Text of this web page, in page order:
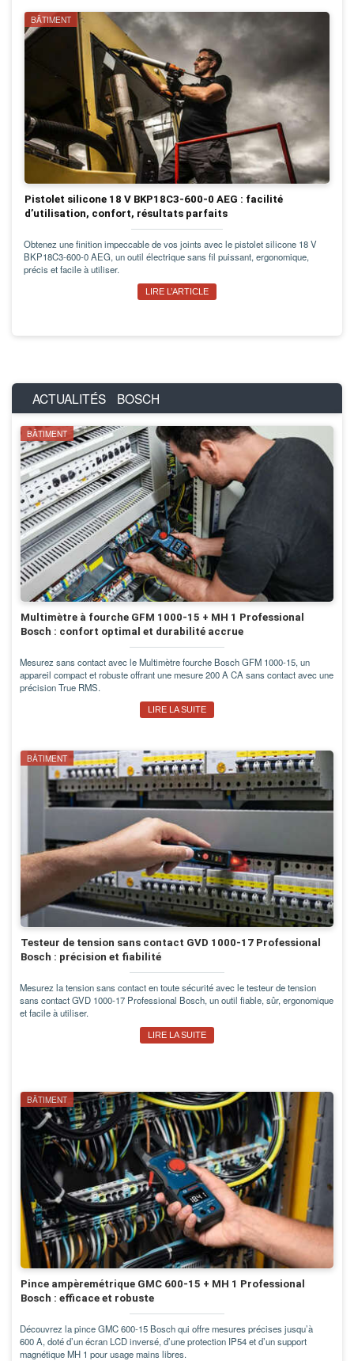
BÂTIMENT
Pistolet silicone 18 V BKP18C3-600-0 AEG : facilité
d’utilisation, confort, résultats parfaits
Obtenez une finition impeccable de vos joints avec le pistolet silicone 18 V
BKP18C3-600-0 AEG, un outil électrique sans fil puissant, ergonomique,
précis et facile à utiliser.
LIRE L’ARTICLE
ACTUALITÉS BOSCH
BÂTIMENT
Multimètre à fourche GFM 1000-15 + MH 1 Professional
Bosch : confort optimal et durabilité accrue
Mesurez sans contact avec le Multimètre fourche Bosch GFM 1000-15, un
appareil compact et robuste offrant une mesure 200 A CA sans contact avec une
précision True RMS.
LIRE LA SUITE
BÂTIMENT
Testeur de tension sans contact GVD 1000-17 Professional
Bosch : précision et fiabilité
Mesurez la tension sans contact en toute sécurité avec le testeur de tension
sans contact GVD 1000-17 Professional Bosch, un outil fiable, sûr, ergonomique
et facile à utiliser.
LIRE LA SUITE
BÂTIMENT
Pince ampèremétrique GMC 600-15 + MH 1 Professional
Bosch : efficace et robuste
Découvrez la pince GMC 600-15 Bosch qui offre mesures précises jusqu’à
600 A, doté d’un écran LCD inversé, d’une protection IP54 et d’un support
magnétique MH 1 pour usage mains libres.